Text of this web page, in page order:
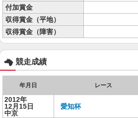
付加賞金
収得賞金（平地）
収得賞金（障害）
競走成績
年月日 レース
2012年
12月15日
中京
愛知杯